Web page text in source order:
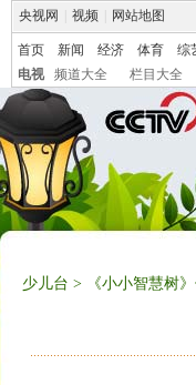
央视网 视频 网站地图
首页 新闻 经济 体育 综
电视
频道大全 栏目大全
少儿台 > 《小小智慧树